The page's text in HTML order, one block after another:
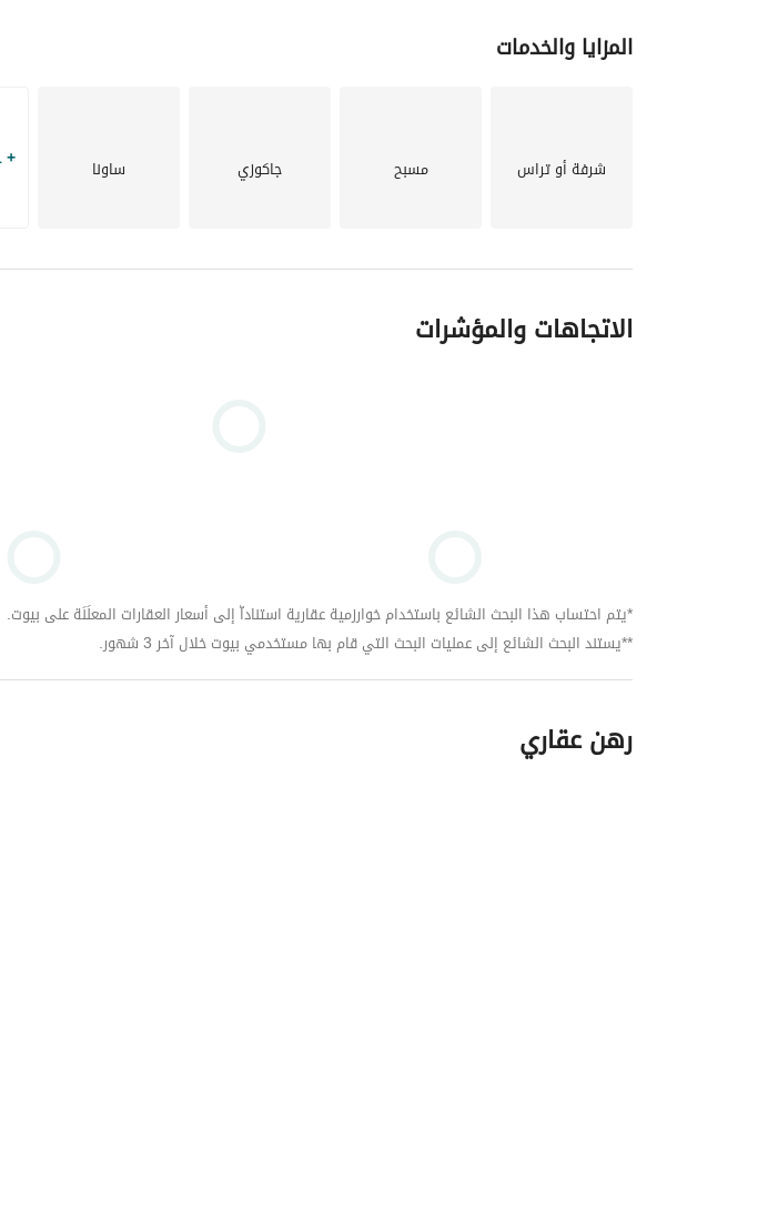
المزايا والخدمات
شرفة أو تراس مسبح جاكوزي ساونا + 11 مزايا وخدمات
الاتجاهات والمؤشرات
*يتم احتساب هذا البحث الشائع باستخدام خوارزمية عقارية استناداّ إلى أسعار العقارات المعلَنَة على بيوت.
**يستند البحث الشائع إلى عمليات البحث التي قام بها مستخدمي بيوت خلال آخر 3 شهور.
رهن عقاري